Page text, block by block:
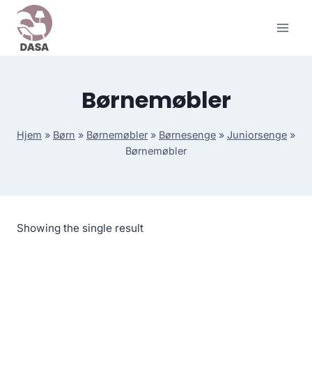
Skip
content
Børnemøbler
Hjem » Børn » Børnemøbler » Børnesenge » Juniorsenge »
Børnemøbler
Showing the single result